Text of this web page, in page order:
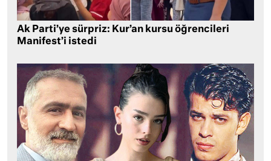
Ak Parti’ye sürpriz: Kur’an kursu öğrencileri
Manifest’i istedi